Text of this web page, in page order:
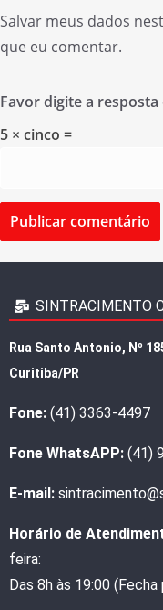
Salvar meus dados
que eu comentar.
Favor digite a
5 × cinco =
SINTRACIMENTO
Rua Santo Antonio, Nº
Curitiba/PR
Fone: (41) 3363-4497
Fone WhatsAPP: (41)
E-mail:
Horário de
feira:
Das 8h às 19:00